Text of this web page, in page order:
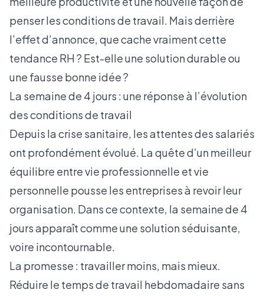
penser les conditions de travail. Mais derrière
l’effet d’annonce, que cache vraiment cette
tendance RH ? Est-elle une solution durable ou
une fausse bonne idée ?
La semaine de 4 jours : une réponse à l’évolution
des conditions de travail
Depuis la crise sanitaire, les attentes des salariés
ont profondément évolué. La quête d’un meilleur
équilibre entre vie professionnelle et vie
personnelle pousse les entreprises à revoir leur
organisation. Dans ce contexte, la semaine de 4
jours apparaît comme une solution séduisante,
voire incontournable.
La promesse : travailler moins, mais mieux.
Réduire le temps de travail hebdomadaire sans